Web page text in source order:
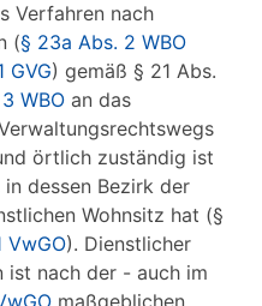
Verfahren nach
(§ 23a Abs. 2 WBO
GVG) gemäß § 21 Abs.
WBO an das
örtlich zuständig ist
dessen Bezirk der
Wohnsitz hat (§
VwGO). Dienstlicher
ist nach der - auch im
maßgeblichen